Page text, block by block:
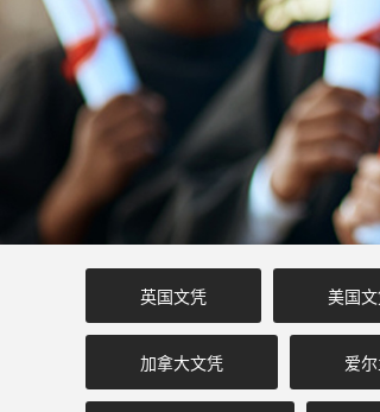
英国文凭 美国
加拿大文凭 爱